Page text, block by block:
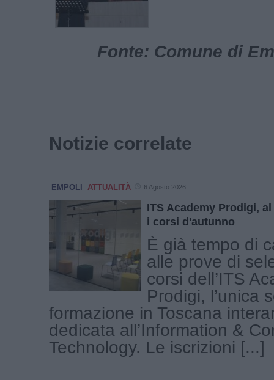
Fonte: Comune di
Notizie correlate
EMPOLI ATTUALITÀ 6 Agosto 2026
ITS Academy Prodigi,
i corsi d'autunno
È già tempo di
alle prove di
corsi dell’ITS
Prodigi, l’unica
formazione in Toscana
dedicata all’Information &
Technology. Le iscrizioni [...]